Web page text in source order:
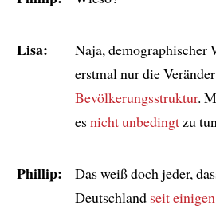
Lisa:
Naja, demographischer
erstmal nur die
Bevölkerungsstruktur.
esnicht unbedingtzu
Phillip: Das weiß doch jeder,
Deutschland seit